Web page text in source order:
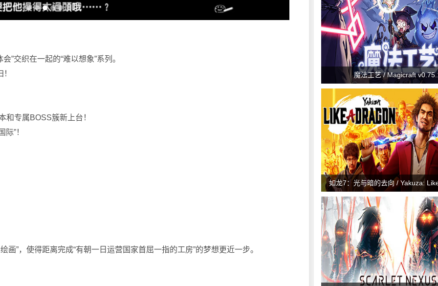
”交织在一起的“难以想象”系列。
和专属BOSS簇新上台！
”！
画”，使得距离完成“有朝一日运营国家首屈一指的工房”的梦想更近一步。
魔法工艺 / Magicraft
如龙7：光与暗的去向 / Yakuza: